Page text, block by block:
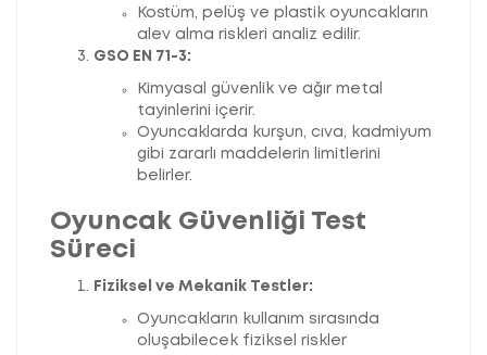
Kostüm, pelüş ve plastik oyuncakların
alev alma riskleri analiz edilir.
GSO EN 71-3:
Kimyasal güvenlik ve ağır metal
tayinlerini içerir.
Oyuncaklarda kurşun, cıva, kadmiyum
gibi zararlı maddelerin limitlerini
belirler.
Oyuncak Güvenliği Test
Süreci
Fiziksel ve Mekanik Testler:
Oyuncakların kullanım sırasında
oluşabilecek fiziksel riskler